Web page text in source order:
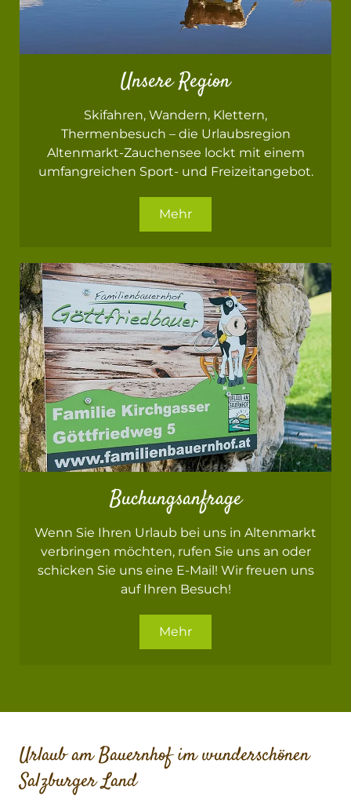
Unsere Region
Skifahren, Wandern, Klettern,
Thermenbesuch – die Urlaubsregion
Altenmarkt-Zauchensee lockt mit einem
umfangreichen Sport- und Freizeitangebot.
Mehr
Buchungsanfrage
Wenn Sie Ihren Urlaub bei uns in Altenmarkt
verbringen möchten, rufen Sie uns an oder
schicken Sie uns eine E-Mail! Wir freuen uns
auf Ihren Besuch!
Mehr
Urlaub am Bauernhof im wunderschönen
Salzburger Land